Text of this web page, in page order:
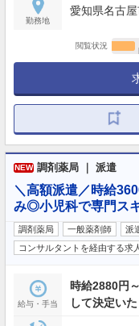
勤務地
愛知県名古
閲覧状況
NEW 調剤薬局 ｜ 派遣
＼高額派遣／時給
み◎小児科で専門ス
調剤薬局 一般薬剤師 派
コンサルタントを経由する求人
給与・手当
時給2880円
して決定い